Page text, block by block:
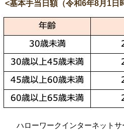
<基本手当日額（令和6年8月1日
ハローワークインターネット